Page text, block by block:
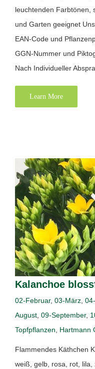
leuchtenden Farbtönen,
und Garten geeignet
EAN-Code und
GGN-Nummer und
Nach Individueller
Learn More
Kalanchoe
02-Februar, 03-März,
August, 09-September,
Topfpflanzen, Hartmann
Flammendes Käthchen
weiß, gelb, rosa, rot, lila,